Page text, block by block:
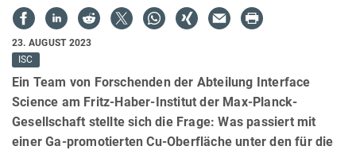
23. AUGUST 2023
ISC
Ein Team von Forschenden der Abteilung Interface
Science am Fritz-Haber-Institut der Max-Planck-
Gesellschaft stellte sich die Frage: Was passiert mit
einer Ga-promotierten Cu-Oberfläche unter den für die